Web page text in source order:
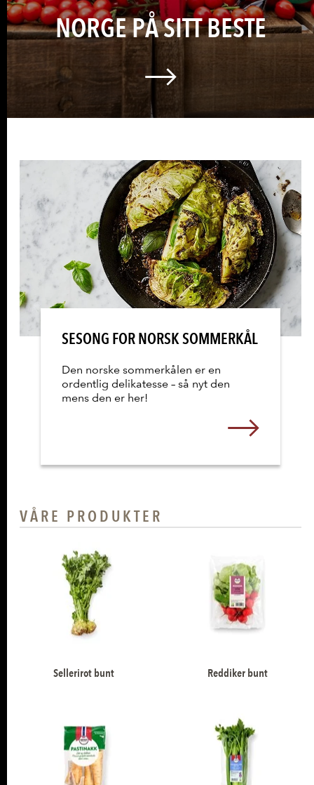
NORGE PÅ SITT BESTE
SESONG FOR NORSK SOMMERKÅL
Den norske sommerkålen er en
ordentlig delikatesse – så nyt den
mens den er her!
Les mer
VÅRE PRODUKTER
Sellerirot bunt Reddiker bunt